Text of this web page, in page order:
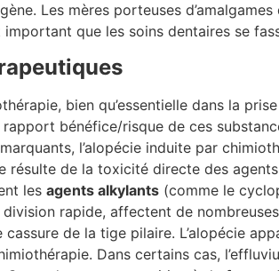
Les mères porteuses
que les soins dentaires se
bien qu’essentielle dans la
bénéfice/risque de ces
l’alopécie induite par
résulte de la toxicité directe des
les agents alkylants (comme le
rapide, affectent de
de la tige pilaire. L’alopécie
Dans certains cas,